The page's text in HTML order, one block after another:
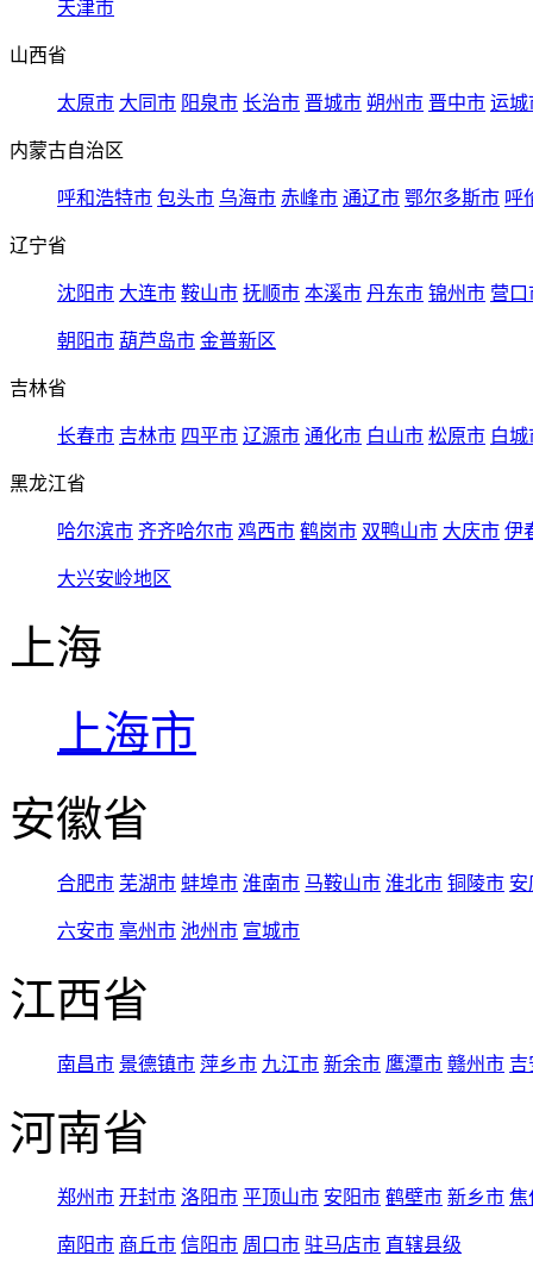
天津市
山西省
太原市 大同市 阳泉市 长治市 晋城市 朔州市 晋中市 运城
内蒙古自治区
呼和浩特市 包头市 乌海市 赤峰市 通辽市 鄂尔多斯市 呼
辽宁省
沈阳市 大连市 鞍山市 抚顺市 本溪市 丹东市 锦州市 营口
朝阳市 葫芦岛市 金普新区
吉林省
长春市 吉林市 四平市 辽源市 通化市 白山市 松原市 白城
黑龙江省
哈尔滨市 齐齐哈尔市 鸡西市 鹤岗市 双鸭山市 大庆市 伊
大兴安岭地区
上海
上海市
安徽省
合肥市 芜湖市 蚌埠市 淮南市 马鞍山市 淮北市 铜陵市 安
六安市 亳州市 池州市 宣城市
江西省
南昌市 景德镇市 萍乡市 九江市 新余市 鹰潭市 赣州市 吉
河南省
郑州市 开封市 洛阳市 平顶山市 安阳市 鹤壁市 新乡市 焦
南阳市 商丘市 信阳市 周口市 驻马店市 直辖县级